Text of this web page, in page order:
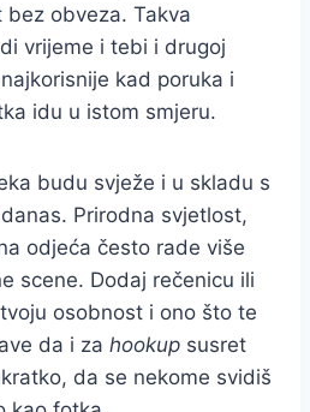
obveza. Takva
vrijeme i tebi i drugoj
kad poruka i
idu u istom smjeru.
budu svježe i u skladu s
Prirodna svjetlost,
odjeća često rade više
scene. Dodaj rečenicu ili
osobnost i ono što te
da i za hookup susret
da se nekome svidiš